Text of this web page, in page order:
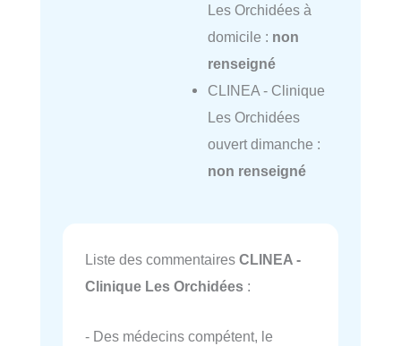
Les Orchidées à
domicile : non
renseigné
CLINEA - Clinique
Les Orchidées
ouvert dimanche :
non renseigné
Liste des commentaires CLINEA -
Clinique Les Orchidées :
- Des médecins compétent, le